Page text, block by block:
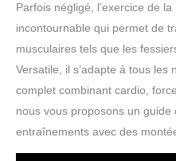
Parfois négligé, l’exercice de
incontournable qui permet de
musculaires tels que les
Versatile, il s’adapte à tous
complet combinant cardio,
nous vous proposons un
entraînements avec des